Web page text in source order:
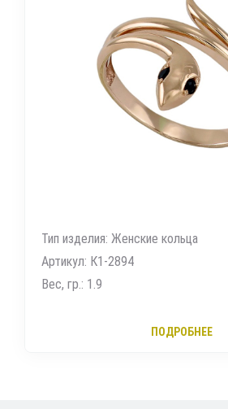
Тип изделия: Женские кольца
Артикул: К1-2894
Вес, гр.: 1.9
ПОДРОБНЕЕ